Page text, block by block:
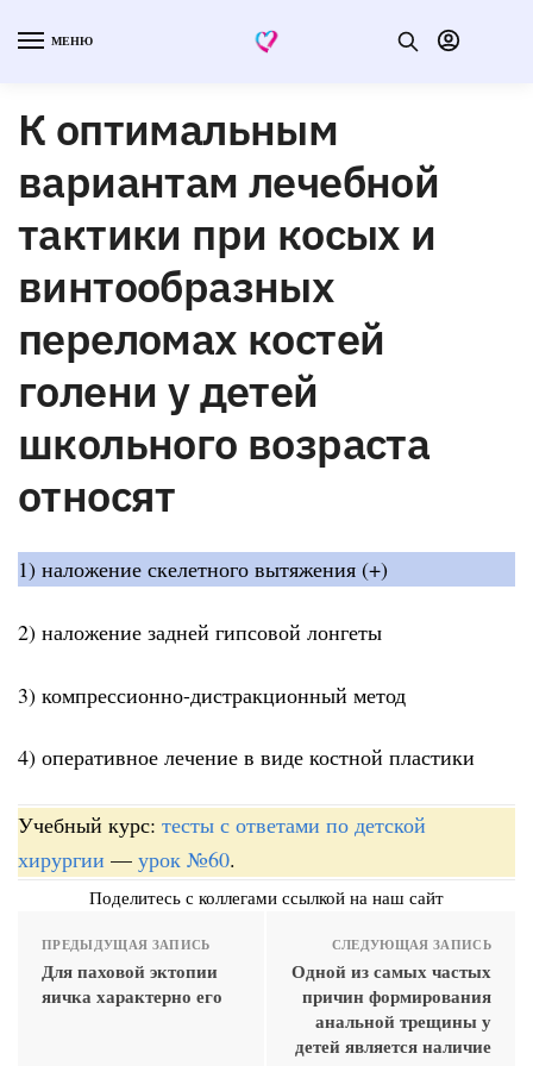
МЕНЮ
К оптимальным
вариантам лечебной
тактики при косых и
винтообразных
переломах костей
голени у детей
школьного возраста
относят
1) наложение скелетного вытяжения (+)
2) наложение задней гипсовой лонгеты
3) компрессионно-дистракционный метод
4) оперативное лечение в виде костной пластики
Учебный курс: тесты с ответами по детской
хирургии — урок №60.
Поделитесь с коллегами ссылкой на наш сайт
ПРЕДЫДУЩАЯ ЗАПИСЬ
Для паховой эктопии
яичка характерно его
СЛЕДУЮЩАЯ ЗАПИСЬ
Одной из самых частых
причин формирования
анальной трещины у
детей является наличие